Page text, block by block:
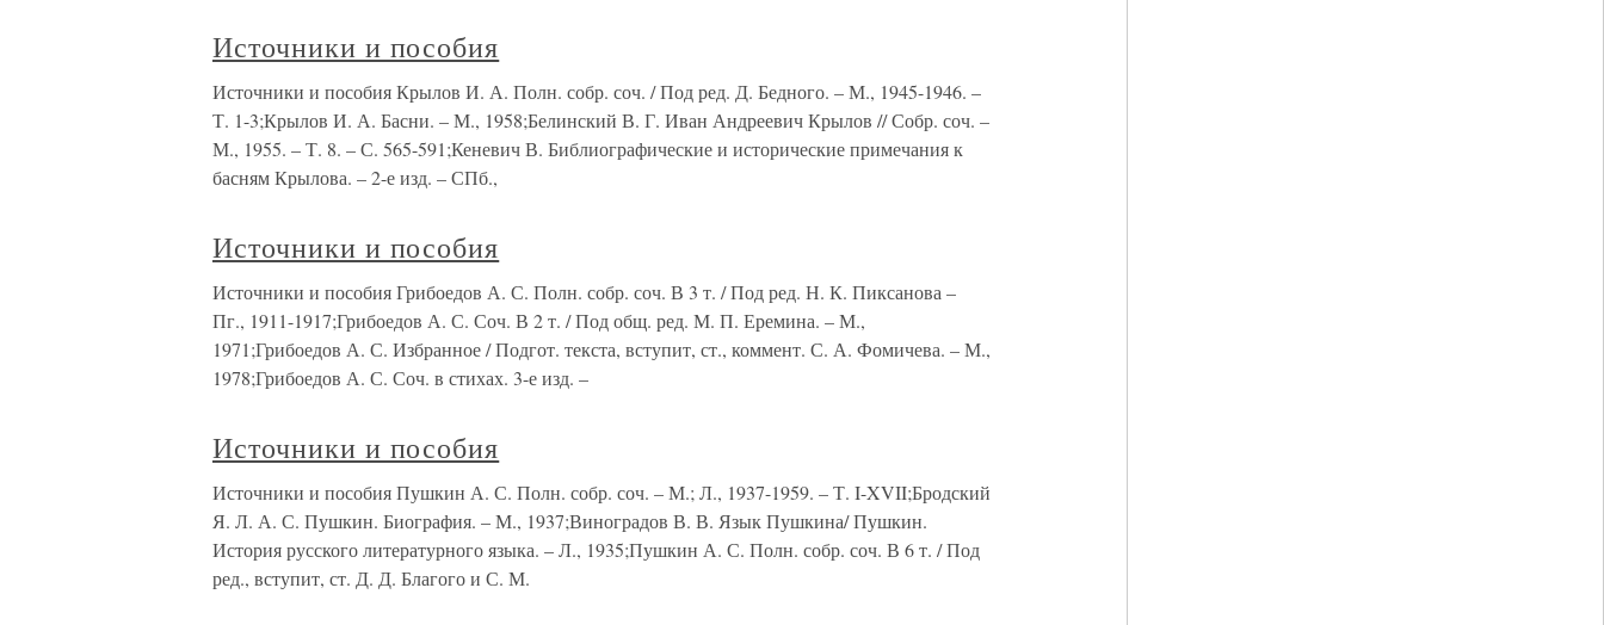
Источники и пособия
Источники и пособия Крылов И. А. Полн. собр. соч. / Под ред. Д. Бедного. – М., 1945-1946. –
Т. 1-3;Крылов И. А. Басни. – М., 1958;Белинский В. Г. Иван Андреевич Крылов // Собр. соч. –
М., 1955. – Т. 8. – С. 565-591;Кеневич В. Библиографические и исторические примечания к
басням Крылова. – 2-е изд. – СПб.,
Источники и пособия
Источники и пособия Грибоедов А. С. Полн. собр. соч. В 3 т. / Под ред. Н. К. Пиксанова –
Пг., 1911-1917;Грибоедов А. С. Соч. В 2 т. / Под общ. ред. М. П. Еремина. – М.,
1971;Грибоедов А. С. Избранное / Подгот. текста, вступит, ст., коммент. С. А. Фомичева. – М.,
1978;Грибоедов А. С. Соч. в стихах. 3-е изд. –
Источники и пособия
Источники и пособия Пушкин А. С. Полн. собр. соч. – М.; Л., 1937-1959. – Т. I-XVII;Бродский
Я. Л. А. С. Пушкин. Биография. – М., 1937;Виноградов В. В. Язык Пушкина/ Пушкин.
История русского литературного языка. – Л., 1935;Пушкин А. С. Полн. собр. соч. В 6 т. / Под
ред., вступит, ст. Д. Д. Благого и С. М.